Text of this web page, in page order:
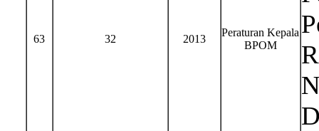
63 32 2013
Peraturan Kepala
BPOM